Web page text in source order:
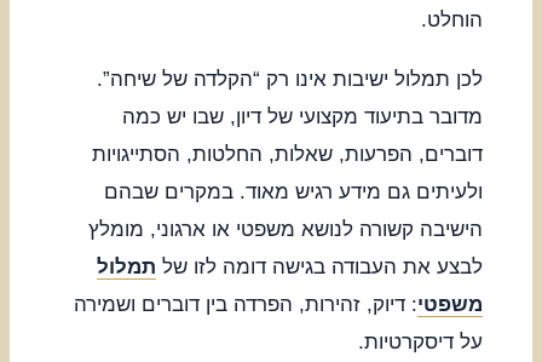
הוחלט.
לכן תמלול ישיבות אינו רק “הקלדה של שיחה”.
מדובר בתיעוד מקצועי של דיון, שבו יש כמה
דוברים, הפרעות, שאלות, החלטות, הסתייגויות
ולעיתים גם מידע רגיש מאוד. במקרים שבהם
הישיבה קשורה לנושא משפטי או ארגוני, מומלץ
לבצע את העבודה בגישה דומה לזו של תמלול
משפטי: דיוק, זהירות, הפרדה בין דוברים ושמירה
על דיסקרטיות.